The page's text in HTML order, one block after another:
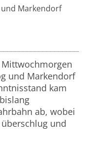
und Markendorf
und Markendorf
kam
ab, wobei
und